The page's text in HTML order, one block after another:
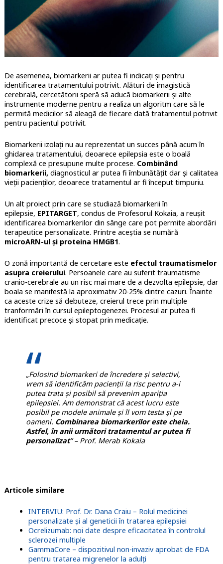
De asemenea, biomarkerii ar putea fi indicați și pentru
identificarea tratamentului potrivit. Alături de imagistică
cerebrală, cercetătorii speră să aducă biomarkerii și alte
instrumente moderne pentru a realiza un algoritm care să le
permită medicilor să aleagă de fiecare dată tratamentul potrivit
pentru pacientul potrivit.
Biomarkerii izolați nu au reprezentat un succes până acum în
ghidarea tratamentului, deoarece epilepsia este o boală
complexă ce presupune multe procese. Combinând
biomarkerii,diagnosticul ar putea fi îmbunătățit dar și calitatea
vieții pacienților, deoarece tratamentul ar fi început timpuriu.
Un alt proiect prin care se studiază biomarkerii în
epilepsie, EPITARGET, condus de Profesorul Kokaia, a reușit
identificarea biomarkerilor din sânge care pot permite abordări
terapeutice personalizate. Printre aceștia se numără
microARN-ul și proteina HMGB1.
O zonă importantă de cercetare este efectul traumatismelor
asupra creierului. Persoanele care au suferit traumatisme
cranio-cerebrale au un risc mai mare de a dezvolta epilepsie, dar
boala se manifestă la aproximativ 20-25% dintre cazuri. Înainte
ca aceste crize să debuteze, creierul trece prin multiple
tranformări în cursul epileptogenezei. Procesul ar putea fi
identificat precoce și stopat prin medicație.
„Folosind biomarkeri de încredere și selectivi,
vrem să identificăm pacienții la risc pentru a-i
putea trata și posibil să prevenim apariția
epilepsiei. Am demonstrat că acest lucru este
posibil pe modele animale și îl vom testa și pe
oameni. Combinarea biomarkerilor este cheia.
Astfel, în anii următori tratamentul ar putea fi
personalizat” – Prof. Merab Kokaia
Articole similare
INTERVIU: Prof. Dr. Dana Craiu – Rolul medicinei
personalizate și al geneticii în tratarea epilepsiei
Ocrelizumab: noi date despre eficacitatea în controlul
sclerozei multiple
GammaCore – dispozitivul non-invaziv aprobat de FDA
pentru tratarea migrenelor la adulți